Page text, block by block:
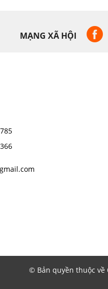
MẠNG XÃ HỘI
© Bản quyền thuộc về